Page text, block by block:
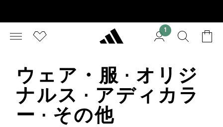
1
ウェア・服 · オリジ
ナルス · アディカラ
ー · その他